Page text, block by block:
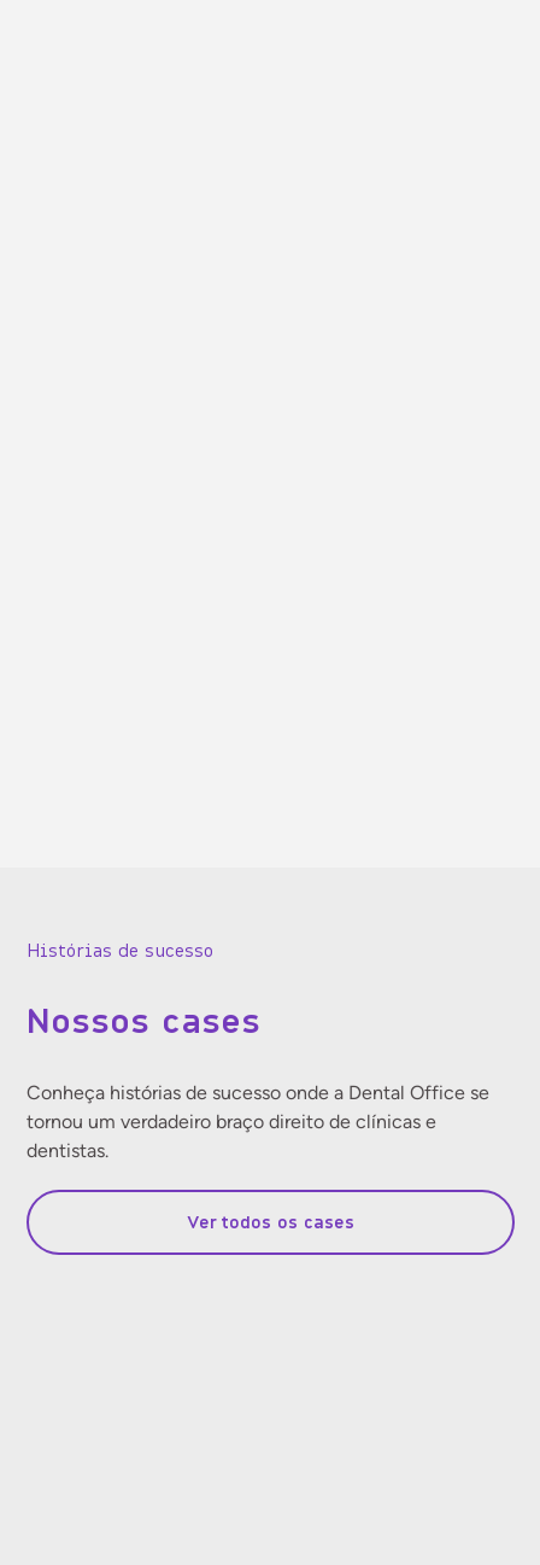
Histórias de sucesso
Nossos cases
Conheça histórias de sucesso onde a Dental Office se
tornou um verdadeiro braço direito de clínicas e
dentistas.
Ver todos os cases